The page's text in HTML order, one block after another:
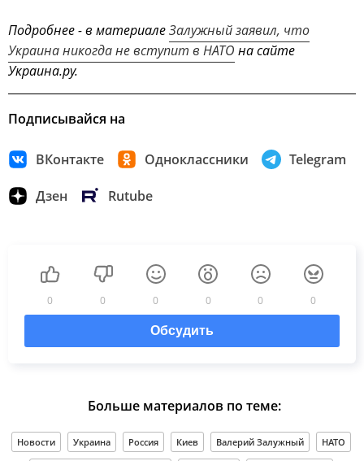
Подробнее - в материалеЗалужный заявил, что
Украина никогда не вступит в НАТО на сайте
Украина.ру.
Подписывайся на
ВКонтакте Одноклассники Telegram
Дзен Rutube
0 0 0 0 0 0
Обсудить
Больше материалов по теме:
Новости Украина Россия Киев Валерий Залужный НАТО